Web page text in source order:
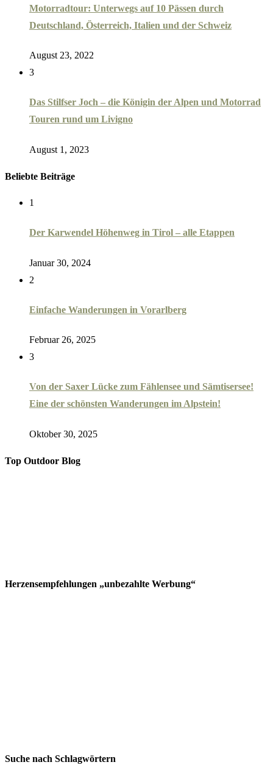
Motorradtour: Unterwegs auf 10 Pässen durch
Deutschland, Österreich, Italien und der Schweiz
August 23, 2022
3
Das Stilfser Joch – die Königin der Alpen und Motorrad
Touren rund um Livigno
August 1, 2023
Beliebte Beiträge
1
Der Karwendel Höhenweg in Tirol – alle Etappen
Januar 30, 2024
2
Einfache Wanderungen in Vorarlberg
Februar 26, 2025
3
Von der Saxer Lücke zum Fählensee und Sämtisersee!
Eine der schönsten Wanderungen im Alpstein!
Oktober 30, 2025
Top Outdoor Blog
Herzensempfehlungen „unbezahlte Werbung“
Suche nach Schlagwörtern